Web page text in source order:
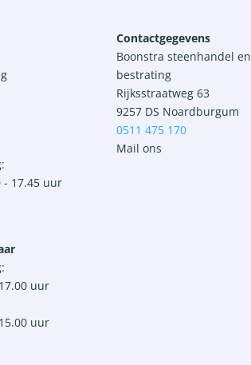
- 17.45 uur
uur
uur
Contactgegevens
Boonstra steenhandel en
bestrating
Rijksstraatweg 63
9257 DS Noardburgum
0511 475 170
Mail ons